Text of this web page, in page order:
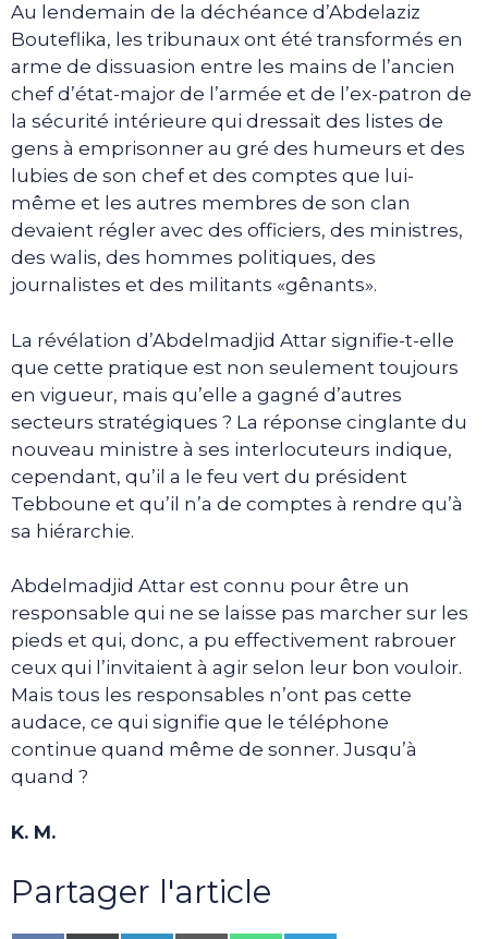
Au lendemain de la déchéance d’Abdelaziz
Bouteflika, les tribunaux ont été transformés en
arme de dissuasion entre les mains de l’ancien
chef d’état-major de l’armée et de l’ex-patron de
la sécurité intérieure qui dressait des listes de
gens à emprisonner au gré des humeurs et des
lubies de son chef et des comptes que lui-
même et les autres membres de son clan
devaient régler avec des officiers, des ministres,
des walis, des hommes politiques, des
journalistes et des militants «gênants».
La révélation d’Abdelmadjid Attar signifie-t-elle
que cette pratique est non seulement toujours
en vigueur, mais qu’elle a gagné d’autres
secteurs stratégiques ? La réponse cinglante du
nouveau ministre à ses interlocuteurs indique,
cependant, qu’il a le feu vert du président
Tebboune et qu’il n’a de comptes à rendre qu’à
sa hiérarchie.
Abdelmadjid Attar est connu pour être un
responsable qui ne se laisse pas marcher sur les
pieds et qui, donc, a pu effectivement rabrouer
ceux qui l’invitaient à agir selon leur bon vouloir.
Mais tous les responsables n’ont pas cette
audace, ce qui signifie que le téléphone
continue quand même de sonner. Jusqu’à
quand ?
K. M.
Partager l'article